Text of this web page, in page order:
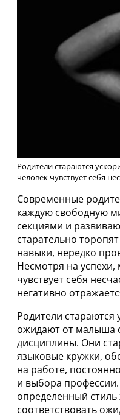
Родители стараются
человек чувствует себя
Современные
каждую свободную
секциями и
старательно
навыки, нередко
Несмотря на
чувствует себя
негативно
Родители стараются
ожидают от малыша
дисциплины. Они
языковые кружки,
на работе,
и выбора
определенный
соответствовать